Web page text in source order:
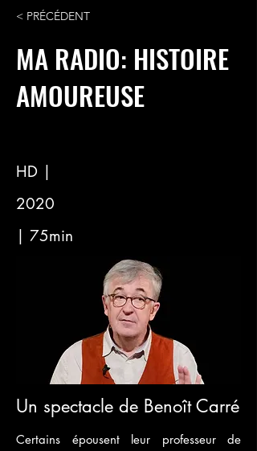
< PRÉCÉDENT
MA RADIO: HISTOIRE
AMOUREUSE
HD |
2020
| 75min
Un spectacle de Benoît Carré
Certains épousent leur professeur de